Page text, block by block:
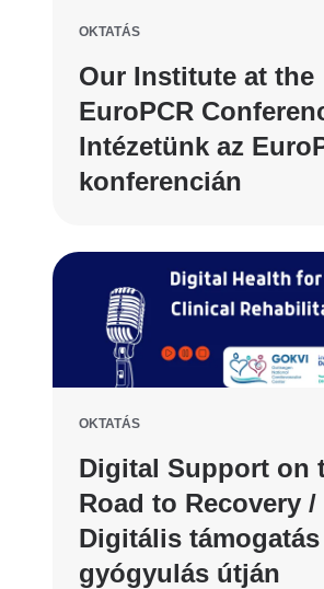
OKTATÁS
Our Institute at the
EuroPCR
Intézetünk az
konferencián
OKTATÁS
Digital Support on
Road to Recovery /
Digitális támogatás
gyógyulás útján